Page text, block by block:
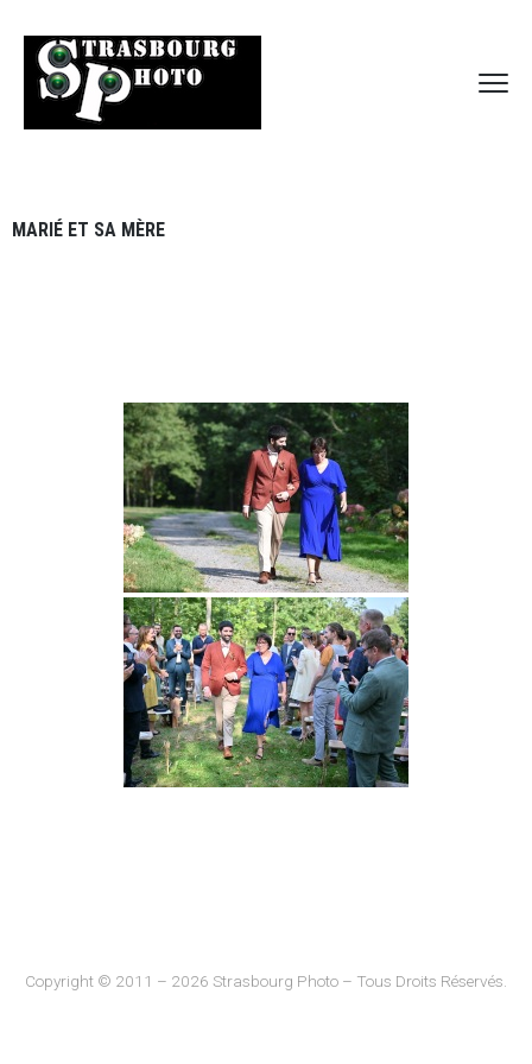
MARIÉ ET SA MÈRE
Copyright © 2011 – 2026 Strasbourg Photo – Tous Droits Réservés.